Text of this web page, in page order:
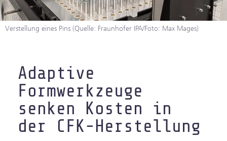
Embodied AI
Fabrik- und
Gesundsheitsindustrie
Künstliche Intelligenz &
Maschinelles Sehen
Verstellung eines Pins (Quelle: Fraunhofer IPA/Foto: Max Mages)
Adaptive
Formwerkzeuge
senken Kosten in
der CFK-Herstellung